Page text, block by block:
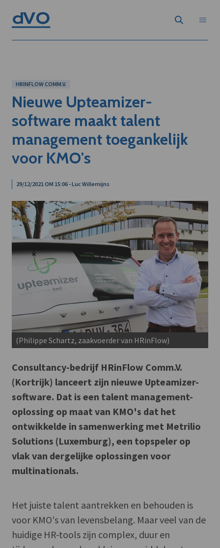
HRINFLOW COMM.V.
Nieuwe Upteamizer-
software maakt talent
management toegankelijk
voor KMO's
29/12/2021 OM 15:06 - Luc Willemijns
(Philippe Schartz, zaakvoerder van HRinFlow)
Consultancy-bedrijf HRinFlow Comm.V.
(Kortrijk) lanceert zijn nieuwe Upteamizer-
software. Dat is een talent management-
oplossing op maat van KMO's dat het
ontwikkelde in samenwerking met Metrilio
Solutions (Luxemburg), een topspeler op
vlak van dergelijke oplossingen voor
multinationals.
Het juiste talent aantrekken en behouden is
voor KMO's van levensbelang. Maar veel van de
huidige HR-tools zijn complex, duur en